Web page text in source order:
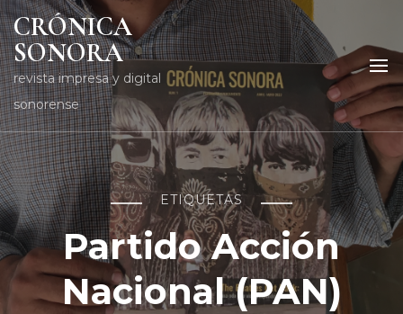
CRÓNICA
SONORA
revista impresa y digital
sonorense
ETIQUETAS
Partido Acción
Nacional (PAN)